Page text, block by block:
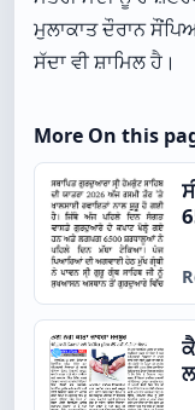
ਮੁਲਾਕਾਤ ਦੌਰਾਨ
ਸੱਦਾ ਵੀ ਸ਼ਾਮਿਲ ਹੈ।
More On this